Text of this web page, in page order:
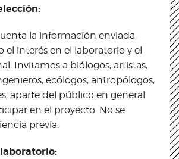
la información enviada,
interés en el laboratorio y el
Invitamos a biólogos, artistas,
ecólogos, antropólogos,
aparte del público en general
en el proyecto. No se
previa.